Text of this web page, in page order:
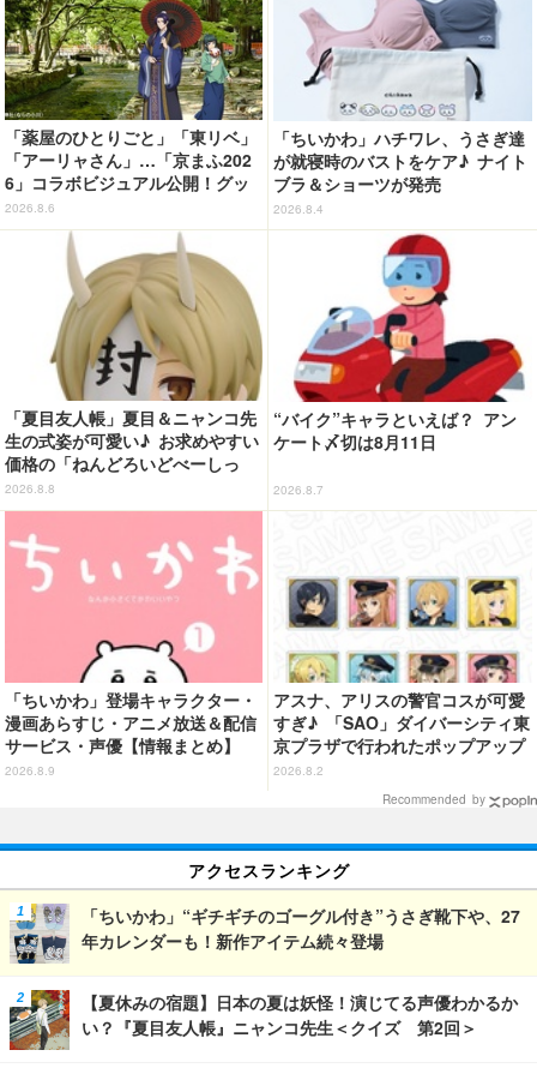
「薬屋のひとりごと」「東リベ」
「アーリャさん」…「京まふ202
6」コラボビジュアル公開！グッ
ズなどの最新情報も
2026.8.6
「ちいかわ」ハチワレ、うさぎ達
が就寝時のバストをケア♪ ナイト
ブラ＆ショーツが発売
2026.8.4
「夏目友人帳」夏目＆ニャンコ先
生の式姿が可愛い♪ お求めやすい
価格の「ねんどろいどべーしっ
く」から登場！ ちんまい二人が
並んだ姿にキュン☆
2026.8.8
“バイク”キャラといえば？ アン
ケート〆切は8月11日
2026.8.7
「ちいかわ」登場キャラクター・
漫画あらすじ・アニメ放送＆配信
サービス・声優【情報まとめ】
2026.8.9
アスナ、アリスの警官コスが可愛
すぎ♪ 「SAO」ダイバーシティ東
京プラザで行われたポップアップ
ショップの事後通販がスタート！
2026.8.2
Recommended by
アクセスランキング
「ちいかわ」“ギチギチのゴーグル付き”うさぎ靴下や、27
年カレンダーも！新作アイテム続々登場
【夏休みの宿題】日本の夏は妖怪！演じてる声優わかるか
い？『夏目友人帳』ニャンコ先生＜クイズ 第2回＞